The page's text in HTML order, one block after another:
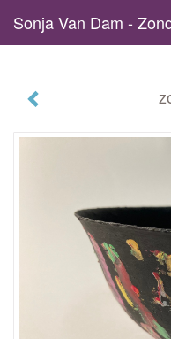
Sonja Van Dam -